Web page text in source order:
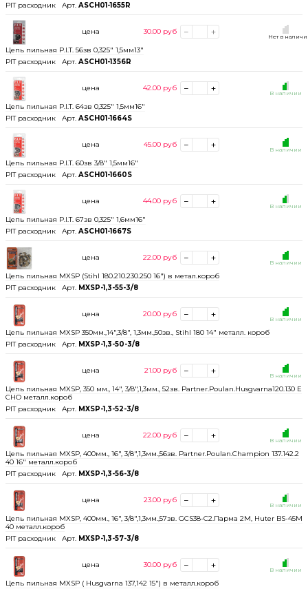
PIT расходник
Арт. ASCH01-1655R
Цепь пильная P.I.T. 56зв 0,325" 1,5мм13"
PIT расходник
Арт. ASCH01-1356R
Нет в
цена 30.00 руб
Цепь пильная P.I.T. 64зв 0,325" 1,5мм16"
PIT расходник
Арт. ASCH01-1664S
В наличии
цена 42.00 руб
Цепь пильная P.I.T. 60зв 3/8" 1,5мм16"
PIT расходник
Арт. ASCH01-1660S
В наличии
цена 45.00 руб
Цепь пильная P.I.T. 67зв 0,325" 1,6мм16"
PIT расходник
Арт. ASCH01-1667S
В наличии
цена 44.00 руб
Цепь пильная MXSP (Stihl 180.210.230.250 16") в метал.короб
PIT расходник
Арт. MXSP-1,3-55-3/8
В наличии
цена 22.00 руб
Цепь пильная MXSP 350мм.,14",3/8", 1,3мм.,50зв., Stihl 180 14" металл. короб
PIT расходник
Арт. MXSP-1,3-50-3/8
В наличии
цена 20.00 руб
Цепь пильная MXSP, 350 мм., 14", 3/8",1,3мм., 52зв. Partner.Poulan.Husgvarna120.130 E
CHO металл.короб
PIT расходник
Арт. MXSP-1,3-52-3/8
В наличии
цена 21.00 руб
Цепь пильная MXSP, 400мм., 16", 3/8",1,3мм.,56зв. Partner.Poulan.Champion 137.142.2
40 16" металл.короб
PIT расходник
Арт. MXSP-1,3-56-3/8
В наличии
цена 22.00 руб
Цепь пильная MXSP, 400мм., 16", 3/8",1,3мм.,57зв. GCS38-C2.Парма 2М, Huter BS-45M
40 металл.короб
PIT расходник
Арт. MXSP-1,3-57-3/8
В наличии
цена 23.00 руб
Цепь пильная MXSP ( Husgvarna 137,142 15") в металл.короб
В наличии
цена 30.00 руб